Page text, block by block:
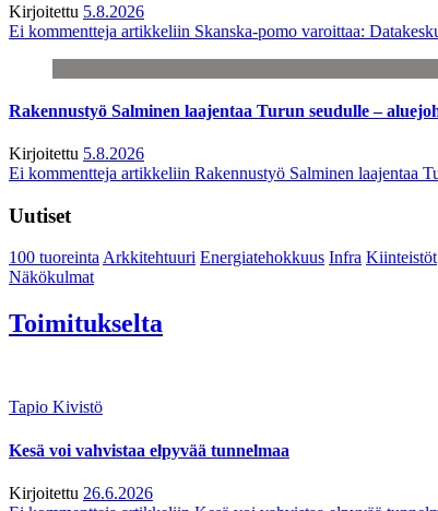
Kirjoitettu 5.8.2026
Ei kommentteja artikkeliin Skanska-pomo varoittaa:
Rakennustyö Salminen laajentaa Turun seudulle –
Kirjoitettu 5.8.2026
Ei kommentteja artikkeliin Rakennustyö Salminen laajentaa
Uutiset
100 tuoreintaArkkitehtuuri Energiatehokkuus Infra Kiinteistöt
Näkökulmat
Toimitukselta
Tapio Kivistö
Kesä voi vahvistaa elpyvää tunnelmaa
Kirjoitettu 26.6.2026